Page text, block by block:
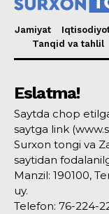
Jamiyat
Tanqid va tahlil
Eslatma!
Saytda chop
saytga link
Surxon tongi va
saytidan
Manzil: 190100,
uy.
Telefon: 76-224-